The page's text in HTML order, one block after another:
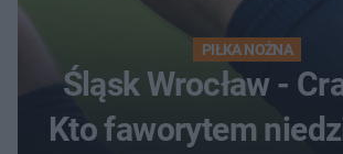
PIŁKA NOŻNA
Śląsk Wrocław -
Kto faworytem